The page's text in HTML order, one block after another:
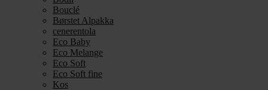
Bouclé
Børstet Alpakka
cenerentola
Eco Baby
Eco Melange
Eco Soft
Eco Soft fine
Kos